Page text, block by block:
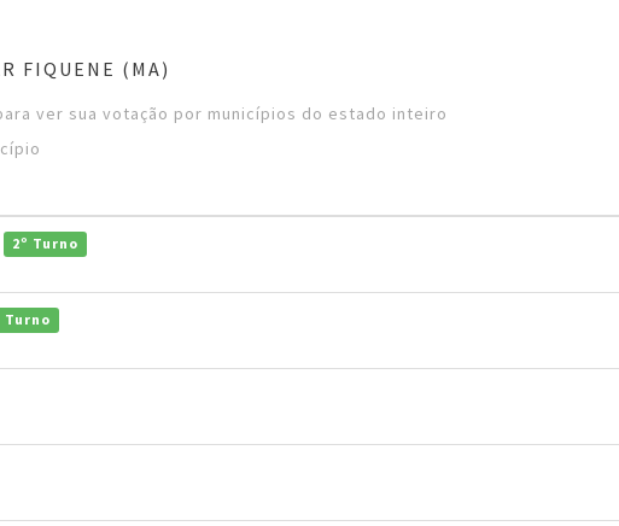
FIQUENE (MA)
ver sua votação por municípios do estado inteiro
2º Turno
Turno